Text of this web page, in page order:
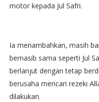
motor kepada Jul Safri.
Ia menambahkan, masih
bernasib sama seperti Jul
berlanjut dengan tetap
berusaha mencari rezeki
dilakukan.